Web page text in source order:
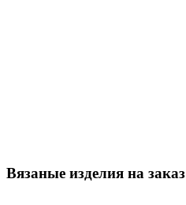
Вязаные изделия на заказ